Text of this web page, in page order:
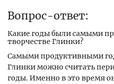
Вопрос-ответ:
Какие годы были самыми
творчестве Глинки?
Самыми продуктивными
Глинки можно считать
годы. Именно в это время